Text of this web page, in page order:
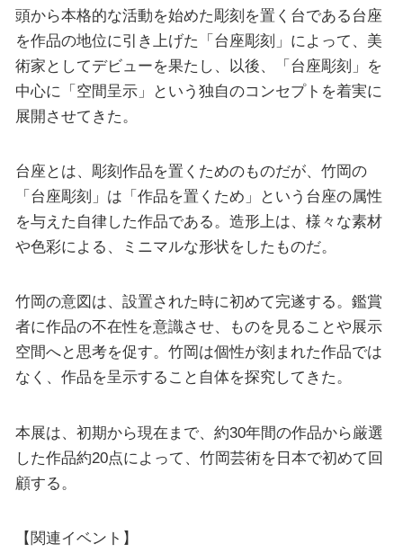
頭から本格的な活動を始めた彫刻を置く台である台座
を作品の地位に引き上げた「台座彫刻」によって、美
術家としてデビューを果たし、以後、「台座彫刻」を
中心に「空間呈示」という独自のコンセプトを着実に
展開させてきた。
台座とは、彫刻作品を置くためのものだが、竹岡の
「台座彫刻」は「作品を置くため」という台座の属性
を与えた自律した作品である。造形上は、様々な素材
や色彩による、ミニマルな形状をしたものだ。
竹岡の意図は、設置された時に初めて完遂する。鑑賞
者に作品の不在性を意識させ、ものを見ることや展示
空間へと思考を促す。竹岡は個性が刻まれた作品では
なく、作品を呈示すること自体を探究してきた。
本展は、初期から現在まで、約30年間の作品から厳選
した作品約20点によって、竹岡芸術を日本で初めて回
顧する。
【関連イベント】